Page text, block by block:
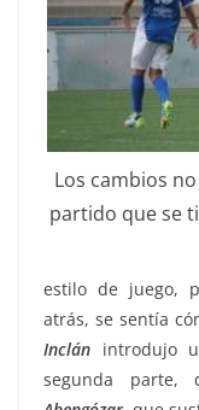
Los cambios
partido que se
estilo de juego,
atrás, se sentía
Inclán introdujo
segunda parte,